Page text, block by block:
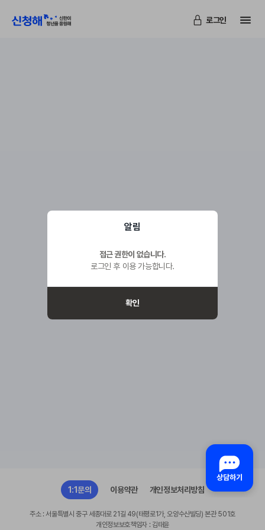
로그인
1:1문의 이용약관 개인정보처리방침
주소 : 서울특별시 중구 세종대로 21길 49(태평로1가, 오양수산빌딩) 본관 501호
개인정보보호책임자 : 김태윤
알림
접근 권한이 없습니다.
로그인 후 이용 가능합니다.
확인